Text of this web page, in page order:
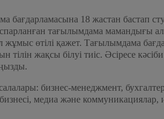
18 жастан бастап
тағылымдама мамандығы
жұмыс өтілі қажет. Тағылымдама
жақсы білуі тиіс. Әсіресе
бизнес-менеджмент,
медиа және коммуникациялар,